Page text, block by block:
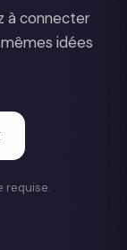
à connecter
idées
requise.